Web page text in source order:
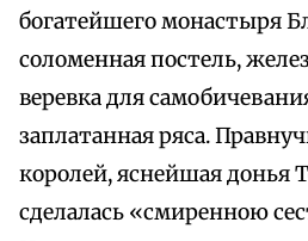
богатейшего монастыря
соломенная постель,
веревка для
заплатанная ряса.
королей, яснейшая донья
сделалась «смиренною